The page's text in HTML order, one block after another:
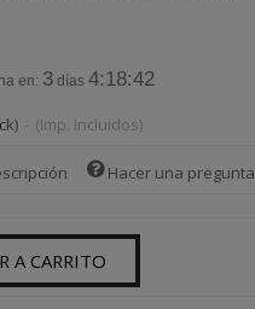
en: 3 días 4:18:41
- (Imp. Incluidos)
Hacer una pregunta
A CARRITO